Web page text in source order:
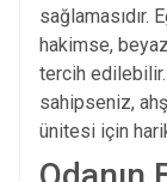
sağlamasıdır.
hakimse,
tercih
sahipseniz,
ünitesi için